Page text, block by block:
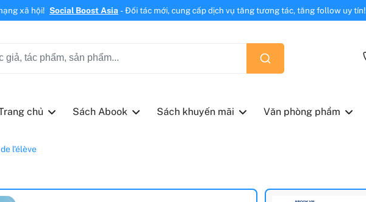
xã hội! Social Boost Asia - Đối tác mới, cung cấp dịch vụ tăng tương tác, tăng follow uy tín!
chủ Sách Abook Sách khuyến mãi Văn phòng phẩm
l'élève